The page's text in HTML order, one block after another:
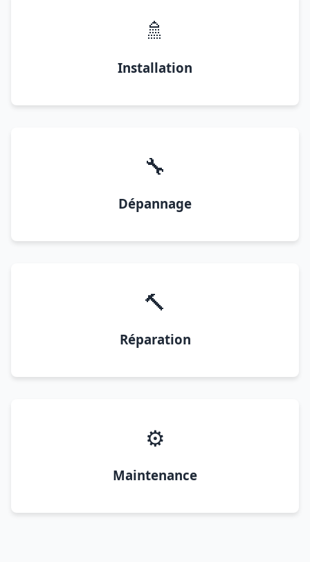
🚿
Installation
🔧
Dépannage
🔨
Réparation
⚙️
Maintenance